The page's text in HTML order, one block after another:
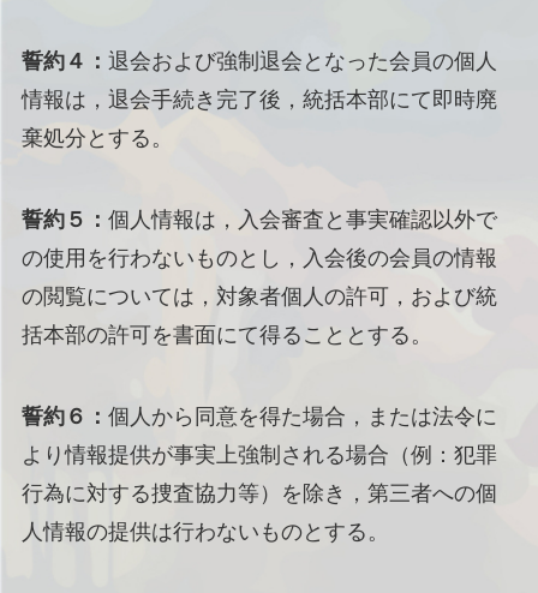
誓約４： 退会および強制退会となった会員の個人
情報は，退会手続き完了後，統括本部にて即時廃
棄処分とする。
誓約５： 個人情報は，入会審査と事実確認以外で
の使用を行わないものとし，入会後の会員の情報
の閲覧については，対象者個人の許可，および統
括本部の許可を書面にて得ることとする。
誓約６： 個人から同意を得た場合，または法令に
より情報提供が事実上強制される場合（例：犯罪
行為に対する捜査協力等）を除き，第三者への個
人情報の提供は行わないものとする。